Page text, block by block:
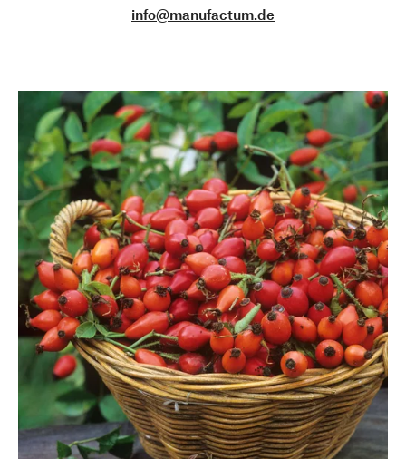
info@manufactum.de